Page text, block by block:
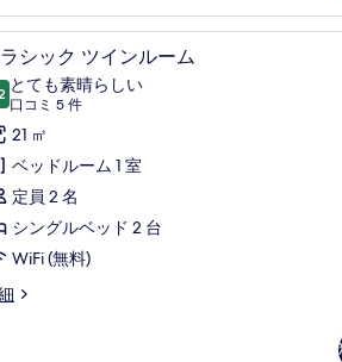
スク、遮光カーテン ミニバー、セー
4 シック ツインルーム
点中 9.2
とても素晴らしい
口コミ 5 件
(口
コ
ミ
5
件)
21 ㎡
ベッドルーム 1 室
定員 2 名
シングルベッド 2 台
WiFi (無料)